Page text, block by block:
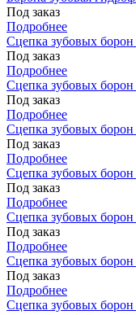
Под заказ
Подробнее
Сцепка зубовых
Под заказ
Подробнее
Сцепка зубовых
Под заказ
Подробнее
Сцепка зубовых
Под заказ
Подробнее
Сцепка зубовых
Под заказ
Подробнее
Сцепка зубовых
Под заказ
Подробнее
Сцепка зубовых
Под заказ
Подробнее
Сцепка зубовых